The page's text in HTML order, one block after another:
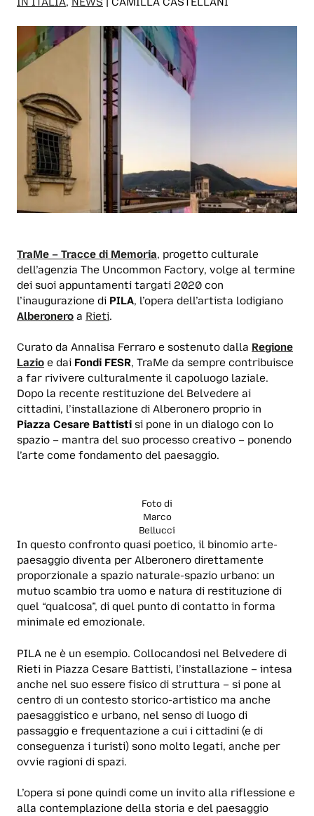
TraMe – Tracce di Memoria, progetto culturale
dell’agenzia The Uncommon Factory, volge al termine
dei suoi appuntamenti targati 2020 con
l’inaugurazione di PILA, l’opera dell’artista lodigiano
Alberonero a Rieti.
Curato da Annalisa Ferraro e sostenuto dalla Regione
Lazio e dai Fondi FESR, TraMe da sempre contribuisce
a far rivivere culturalmente il capoluogo laziale.
Dopo la recente restituzione del Belvedere ai
cittadini, l’installazione di Alberonero proprio in
Piazza Cesare Battisti si pone in un dialogo con lo
spazio – mantra del suo processo creativo – ponendo
l’arte come fondamento del paesaggio.
Foto di
Marco
Bellucci
In questo confronto quasi poetico, il binomio arte-
paesaggio diventa per Alberonero direttamente
proporzionale a spazio naturale-spazio urbano: un
mutuo scambio tra uomo e natura di restituzione di
quel “qualcosa”, di quel punto di contatto in forma
minimale ed emozionale.
PILA ne è un esempio. Collocandosi nel Belvedere di
Rieti in Piazza Cesare Battisti, l’installazione – intesa
anche nel suo essere fisico di struttura – si pone al
centro di un contesto storico-artistico ma anche
paesaggistico e urbano, nel senso di luogo di
passaggio e frequentazione a cui i cittadini (e di
conseguenza i turisti) sono molto legati, anche per
ovvie ragioni di spazi.
L’opera si pone quindi come un invito alla riflessione e
alla contemplazione della storia e del paesaggio